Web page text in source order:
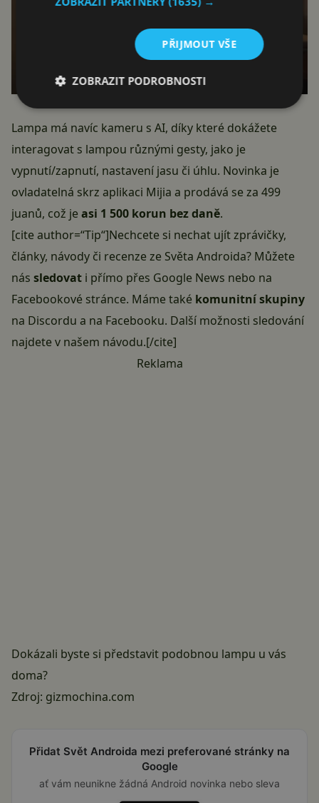
Lampa má navíc kameru s AI, díky které dokážete
interagovat s lampou různými gesty, jako je
vypnutí/zapnutí, nastavení jasu či úhlu. Novinka je
ovladatelná skrz aplikaci Mijia a prodává se za 499
juanů, což jeasi 1 500 korun bez daně.
[cite author=“Tip“]Nechcete si nechat ujít zprávičky,
články, návody či recenze ze Světa Androida? Můžete
nás sledovat i přímo přes Google News nebo na
Facebookové stránce. Máme také komunitní skupiny
na Discordu a na Facebooku. Další možnosti sledování
najdete v našem návodu.[/cite]
Reklama
Dokázali byste si představit podobnou lampu u vás
doma?
Zdroj: gizmochina.com
Přidat Svět Androida mezi preferované stránky na
Google
ať vám neunikne žádná Android novinka nebo sleva
PŘIJMOUT VŠE
ZOBRAZIT PODROBNOSTI